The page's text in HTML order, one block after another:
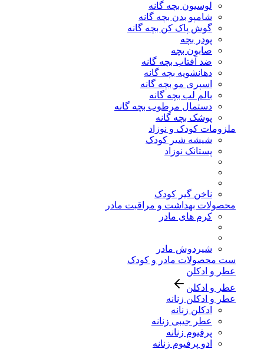
لوسیون بچه گانه
شامپو بدن بچه گانه
گوش پاک کن بچه گانه
پودر بچه
صابون بچه
ضد آفتاب بچه گانه
دهانشویه بچه گانه
اسپری مو بچه گانه
بالم لب بچه گانه
دستمال مرطوب بچه گانه
پوشک بچه گانه
ملزومات کودک و نوزاد
شیشه شیر کودک
پستانک نوزاد
ناخن گیر کودک
محصولات بهداشت و مراقبت مادر
کرم های مادر
شیردوش مادر
ست محصولات مادر و کودک
عطر و ادکلن
عطر و ادکلن
عطر و ادکلن زنانه
ادکلن زنانه
عطر جیبی زنانه
پرفیوم زنانه
ادو پرفیوم زنانه